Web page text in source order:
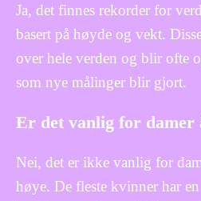
Ja, det finnes rekorder for
basert på høyde og vekt.
over hele verden og blir ofte
som nye målinger blir gjort.
Er det vanlig for damer
Nei, det er ikke vanlig for
høye. De fleste kvinner har